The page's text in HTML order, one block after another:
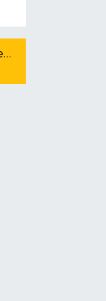
İtalya Başbakanı: Ulusal güvenliği korumak için İspanya ile Schengen kapsamındaki serbest dolaşımı askıya alıyoruz